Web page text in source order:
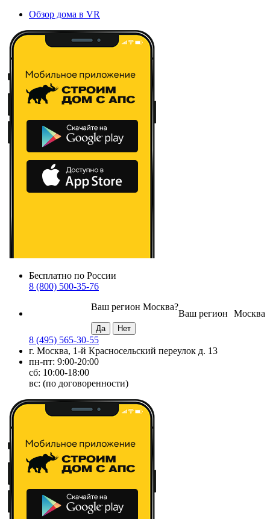
Обзор дома в VR
Бесплатно по России
8 (800) 500-35-76
Москва
Ваш регион
Ваш регион Москва?
8 (495) 565-30-55
г. Москва, 1-й Красносельский переулок д. 13
пн-пт: 9:00-20:00
сб: 10:00-18:00
вс: (по договоренности)